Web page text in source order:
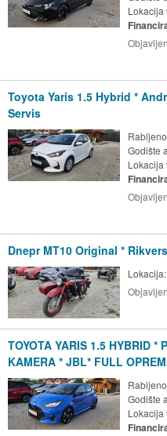
Lokacija
Toyota Yaris 1.5 Hybrid *
Servis
Godište
Lokacija
Dnepr MT10 Original *
Lokacija:
TOYOTA YARIS 1.5 HYBRID *
KAMERA * JBL* FULL
Godište
Lokacija